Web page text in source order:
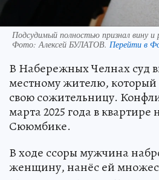
Подсудимый полностью признал вину и
Фото: Алексей БУЛАТОВ. Перейти в
В Набережных Челнах суд
местному жителю, который
свою сожительницу.
марта 2025 года в квартире
Сююмбике.
В ходе ссоры мужчина
женщину, нанёс ей